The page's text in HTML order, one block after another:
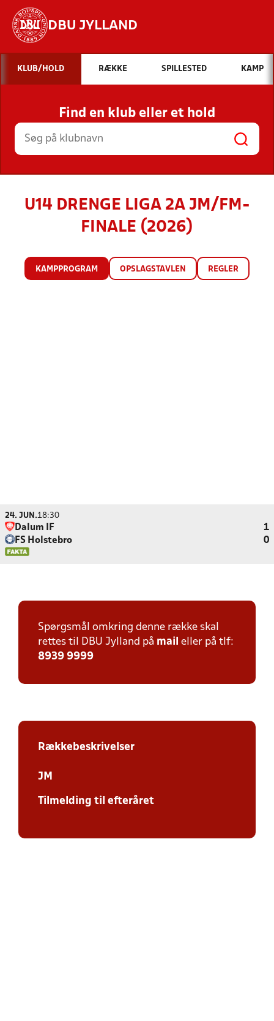
DBU JYLLAND
Hvad vil du søge efter?
INDHOLD OG NYHEDER
STILLINGER, RESULTATER, KLUBBER OG
HOLD
KLUB/HOLD RÆKKE SPILLESTED KAMP
Find en klub eller et hold
U14 DRENGE LIGA 2A JM/FM-
FINALE (2026)
KAMPPROGRAM OPSLAGSTAVLEN REGLER
24. JUN.18:30
Dalum IF
1
FS Holstebro
0
Spørgsmål omkring denne række skal
rettes til DBU Jylland på mail eller på tlf:
8939 9999
Rækkebeskrivelser
JM
Tilmelding til efteråret